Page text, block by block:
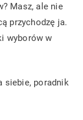
Masz, ale nie
przychodzę ja.
wyborów w
siebie, poradnik